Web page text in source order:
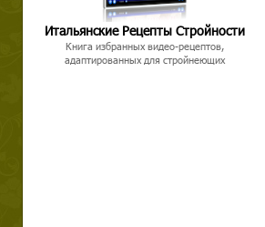
Итальянские Рецепты Стройности
Книга избранных видео-рецептов,
адаптированных для стройнеющих